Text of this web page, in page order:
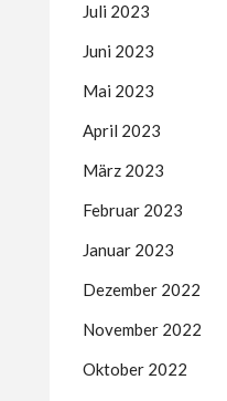
Juli 2023
Juni 2023
Mai 2023
April 2023
März 2023
Februar 2023
Januar 2023
Dezember 2022
November 2022
Oktober 2022